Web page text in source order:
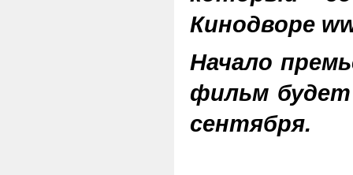
Кинодворе
Начало
фильм будет
сентября.